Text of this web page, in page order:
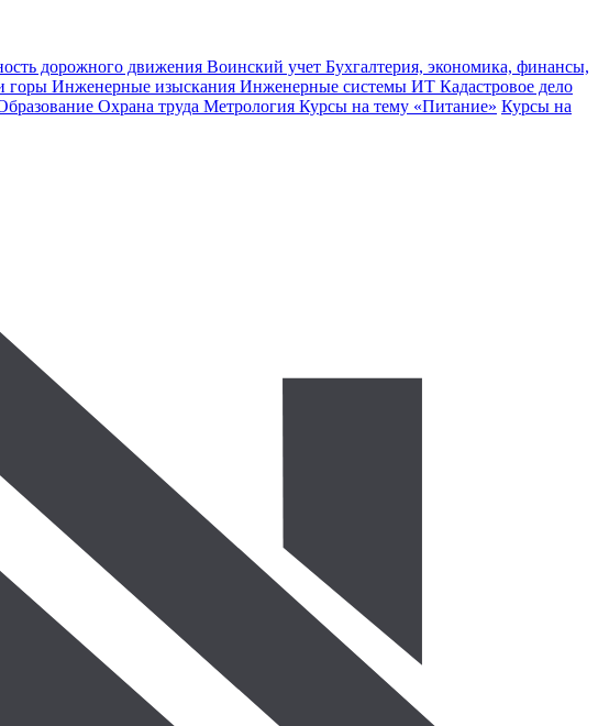
дорожного движения Воинский учет Бухгалтерия, экономика, финансы,
горы Инженерные изыскания Инженерные системы ИТ Кадастровое дело
Охрана труда Метрология Курсы на тему «Питание» Курсы на